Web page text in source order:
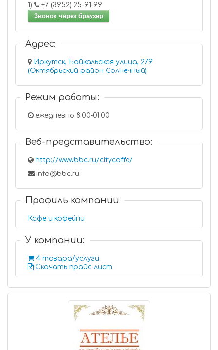
1)
+7 (3952) 25-91-99
Звонок через браузер
Адрес:
Иркутск, Байкальская улица, 279
(Октябрьский район Солнечный)
Режим работы:
ежедневно 8:00-01:00
Веб-представительство:
http://www.bbc.ru/citycoffe/
info@bbc.ru
Профиль компании
Кафе и кофейни
У компании:
4 товара/услуги
Скачать прайс-лист